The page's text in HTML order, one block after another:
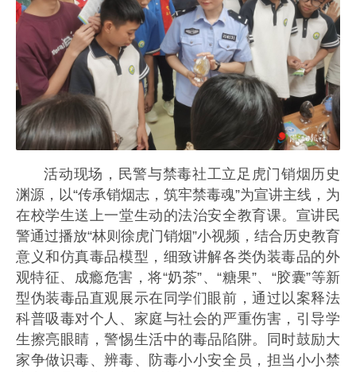
活动现场，民警与禁毒社工立足虎门销烟历史
渊源，以“传承销烟志，筑牢禁毒魂”为宣讲主线，为
在校学生送上一堂生动的法治安全教育课。宣讲民
警通过播放“林则徐虎门销烟”小视频，结合历史教育
意义和仿真毒品模型，细致讲解各类伪装毒品的外
观特征、成瘾危害，将“奶茶”、“糖果”、“胶囊”等新
型伪装毒品直观展示在同学们眼前，通过以案释法
科普吸毒对个人、家庭与社会的严重伤害，引导学
生擦亮眼睛，警惕生活中的毒品陷阱。同时鼓励大
家争做识毒、辨毒、防毒小小安全员，担当小小禁